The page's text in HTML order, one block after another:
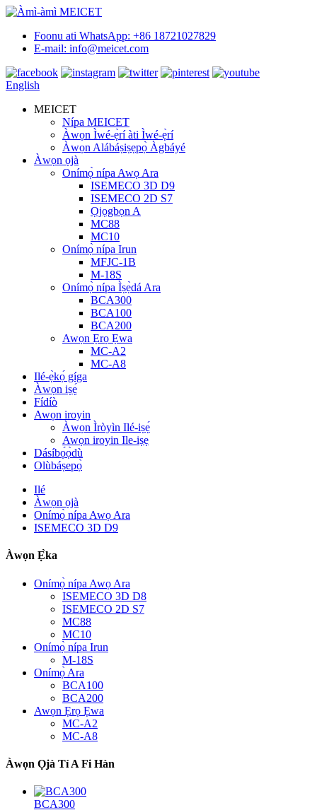
Foonu ati WhatsApp: +86 18721027829
E-mail: info@meicet.com
English
MEICET
Nípa MEICET
Àwọn Ìwé-ẹ̀rí àti Ìwé-ẹ̀rí
Àwọn Alábáṣiṣẹpọ̀ Àgbáyé
Àwọn ọjà
Onímọ̀ nípa Awọ Ara
ISEMECO 3D D9
ISEMECO 2D S7
Ọjọgbọn A
MC88
MC10
Onímọ̀ nípa Irun
MFJC-1B
M-18S
Onímọ̀ nípa Ìṣẹ̀dá Ara
BCA300
BCA100
BCA200
Awọn Ẹrọ Ẹwa
MC-A2
MC-A8
Ilé-ẹ̀kọ́ gíga
Àwọn iṣẹ́
Fídíò
Awọn iroyin
Àwọn Ìròyìn Ilé-iṣẹ́
Awọn iroyin Ile-iṣẹ
Dásíbọ́ọ̀dù
Olùbáṣepọ̀
Ilé
Àwọn ọjà
Onímọ̀ nípa Awọ Ara
ISEMECO 3D D9
Àwọn Ẹ̀ka
Onímọ̀ nípa Awọ Ara
ISEMECO 3D D8
ISEMECO 2D S7
MC88
MC10
Onímọ̀ nípa Irun
M-18S
Onímọ̀ Ara
BCA100
BCA200
Awọn Ẹrọ Ẹwa
MC-A2
MC-A8
Àwọn Ọjà Tí A Fi Hàn
BCA300